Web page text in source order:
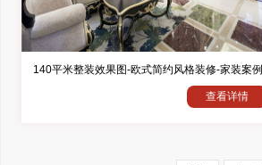
140平米整装效果图-欧式简约风格装修-家装案例
查看详情